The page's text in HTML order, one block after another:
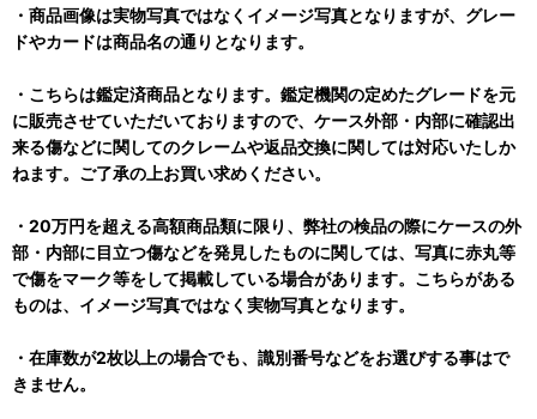
・商品画像は実物写真ではなくイメージ写真となりますが、グレー
ドやカードは商品名の通りとなります。
・こちらは鑑定済商品となります。鑑定機関の定めたグレードを元
に販売させていただいておりますので、ケース外部・内部に確認出
来る傷などに関してのクレームや返品交換に関しては対応いたしか
ねます。ご了承の上お買い求めください。
・20万円を超える高額商品類に限り、弊社の検品の際にケースの外
部・内部に目立つ傷などを発見したものに関しては、写真に赤丸等
で傷をマーク等をして掲載している場合があります。こちらがある
ものは、イメージ写真ではなく実物写真となります。
・在庫数が2枚以上の場合でも、識別番号などをお選びする事はで
きません。